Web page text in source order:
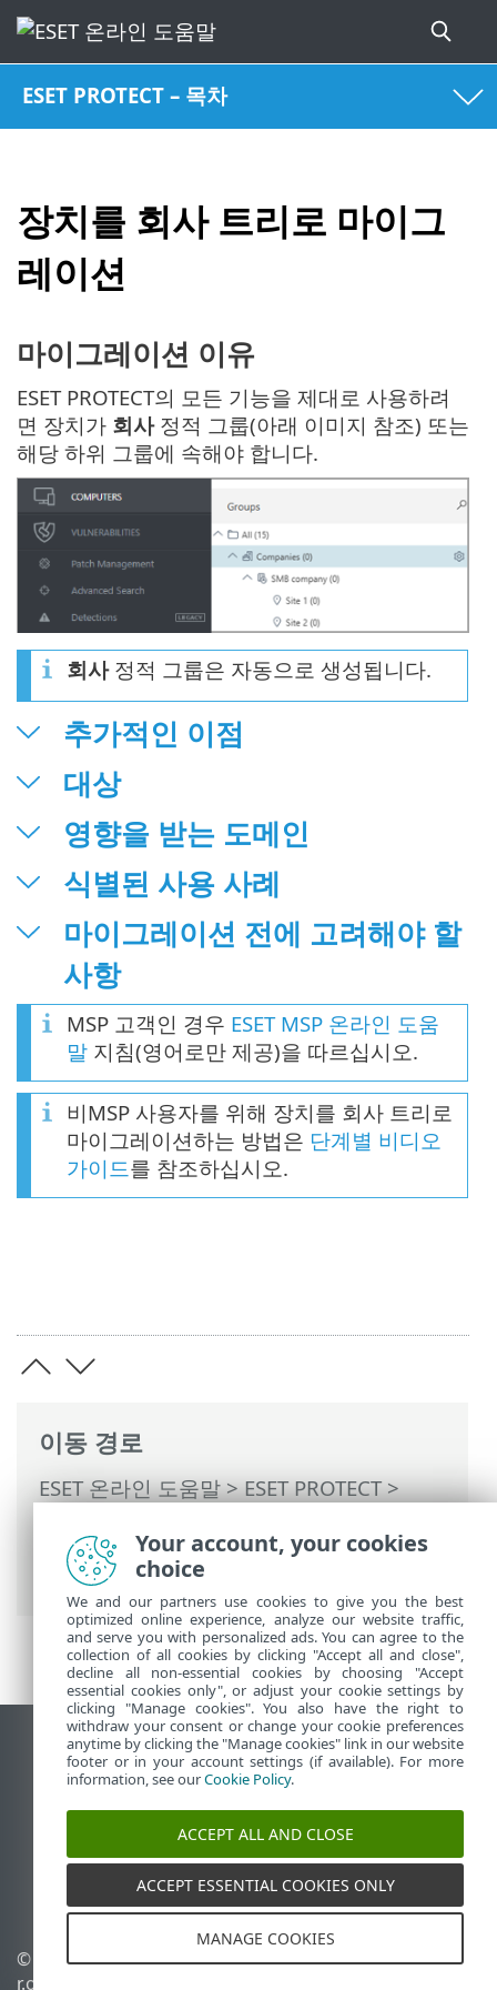
ESET PROTECT – 목차
장치를 회사 트리로 마이그
레이션
이동 경로
ESET 온라인 도움말>ESET PROTECT>
메뉴>컴퓨터> 그룹> 장치를 회사 트리로
마이그레이션
마이그레이션 이유
ESET PROTECT의 모든 기능을 제대로 사용하려
면 장치가 회사정적 그룹(아래 이미지 참조) 또는
해당 하위 그룹에 속해야 합니다.
회사정적 그룹은 자동으로 생성됩니다.
추가적인 이점
대상
영향을 받는 도메인
식별된 사용 사례
마이그레이션 전에 고려해야 할
사항
MSP 고객인 경우 ESET MSP 온라인 도움
말 지침(영어로만 제공)을 따르십시오.
비MSP 사용자를 위해 장치를 회사 트리로
마이그레이션하는 방법은 단계별 비디오
가이드를 참조하십시오.
데스크톱 사이트 보기
End of Life
ESET 지식 베이스
ESET Status Portal
국가별 지원
© 1992 - 2026 ESET, spol. s
r.o. - All rights reserved.
쿠키 관리
Your account, your cookies
choice
We and our partners use cookies to give you the best
optimized online experience, analyze our website traffic,
and serve you with personalized ads. You can agree to the
collection of all cookies by clicking "Accept all and close",
decline all non-essential cookies by choosing "Accept
essential cookies only", or adjust your cookie settings by
clicking "Manage cookies". You also have the right to
withdraw your consent or change your cookie preferences
anytime by clicking the "Manage cookies" link in our website
footer or in your account settings (if available). For more
information, see ourCookie Policy.
ACCEPT ALL AND CLOSE
ACCEPT ESSENTIAL COOKIES ONLY
MANAGE COOKIES